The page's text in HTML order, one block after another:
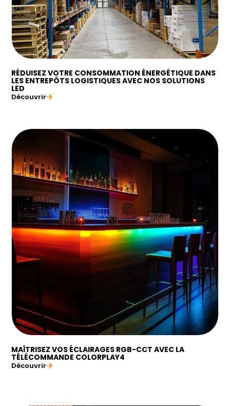
RÉDUISEZ VOTRE CONSOMMATION ÉNERGÉTIQUE DANS
LES ENTREPÔTS LOGISTIQUES AVEC NOS SOLUTIONS
LED
Découvrir
MAÎTRISEZ VOS ÉCLAIRAGES RGB-CCT AVEC LA
TÉLÉCOMMANDE COLORPLAY4
Découvrir